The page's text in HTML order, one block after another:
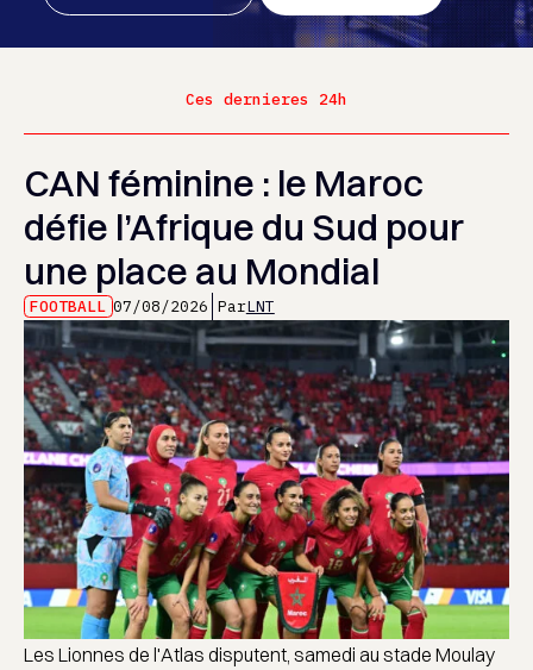
Ces dernieres 24h
CAN féminine : le Maroc
défie l’Afrique du Sud pour
une place au Mondial
FOOTBALL 07/08/2026 ParLNT
Les Lionnes de l'Atlas disputent, samedi au stade Moulay